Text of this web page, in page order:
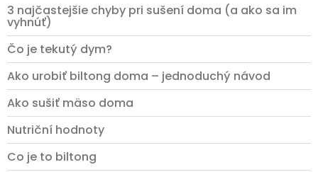
3 najčastejšie chyby pri sušení doma (a ako sa im
vyhnúť)
Čo je tekutý dym?
Ako urobiť biltong doma – jednoduchý návod
Ako sušiť mäso doma
Nutriční hodnoty
Co je to biltong